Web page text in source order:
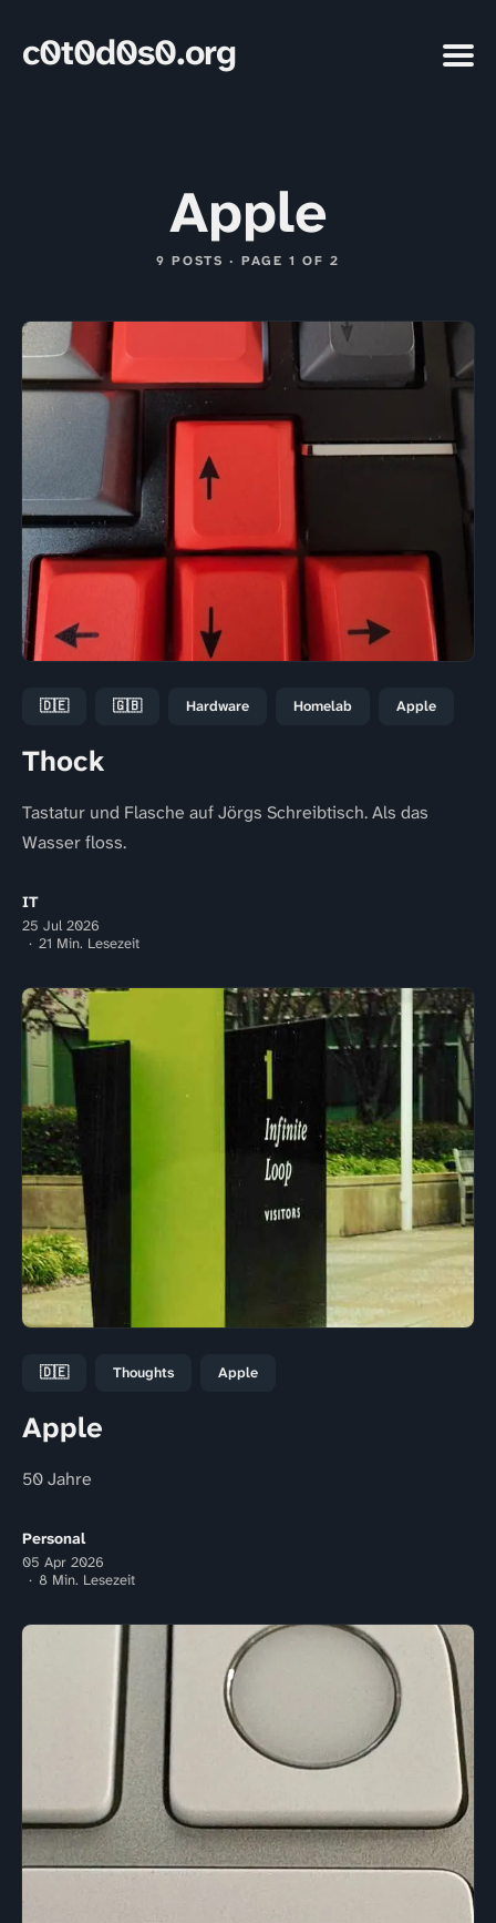
c0t0d0s0.org
Apple
9 POSTS · PAGE 1 OF 2
🇩🇪 🇬🇧 Hardware Homelab Apple
Thock
Tastatur und Flasche auf Jörgs Schreibtisch. Als das
Wasser floss.
IT
25 Jul 2026
21 Min. Lesezeit
🇩🇪 Thoughts Apple
Apple
50 Jahre
Personal
05 Apr 2026
8 Min. Lesezeit